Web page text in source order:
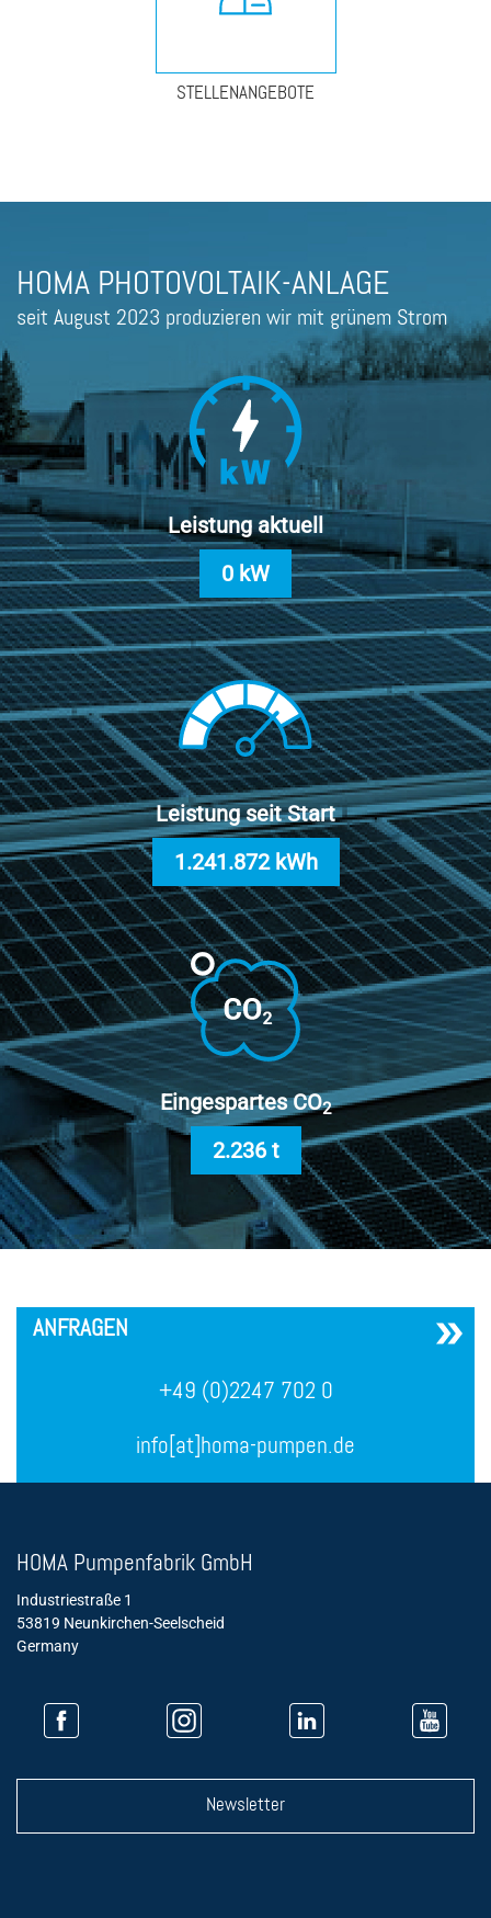
STELLENANGEBOTE
HOMA PHOTOVOLTAIK-ANLAGE
seit August 2023 produzieren wir mit grünem Strom
Leistung aktuell
0 kW
Leistung seit Start
1.241.872 kWh
Eingespartes CO2
2.236 t
ANFRAGEN
+49 (0)2247 702 0
info[at]homa-pumpen.de
HOMA Pumpenfabrik GmbH
Industriestraße 1
53819 Neunkirchen-Seelscheid
Germany
Newsletter